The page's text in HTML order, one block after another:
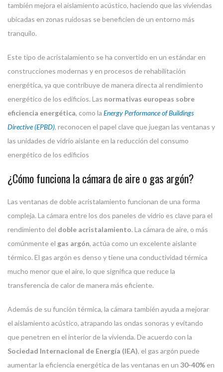
también mejora el aislamiento acústico, haciendo que las viviendas
ubicadas en zonas ruidosas se beneficien de un entorno más
tranquilo.
Este tipo de acristalamiento se ha convertido en un estándar en
construcciones modernas y en procesos de rehabilitación
energética, ya que contribuye de manera directa al rendimiento
energético de los edificios. Las normativas europeas sobre
eficiencia energética, como la Energy Performance of Buildings
Directive (EPBD), reconocen el papel clave que juegan las ventanas y
las unidades de vidrio aislante en la reducción del consumo
energético de los edificios
¿Cómo funciona la cámara de aire o gas argón?
Las ventanas de doble acristalamiento funcionan de una forma
compleja. La cámara entre los dos paneles de vidrio es clave para el
rendimiento del doble acristalamiento. La cámara de aire, o más
comúnmente el gas argón, actúa como un excelente aislante
térmico. El gas argón es denso y tiene una conductividad térmica
mucho menor que el aire, lo que significa que reduce la
transferencia de calor de manera más eficiente.
Además de su función térmica, la cámara también ayuda a mejorar
el aislamiento acústico, atrapando las ondas sonoras y evitando
que penetren en el interior de la vivienda. De acuerdo con la
Sociedad Internacional de Energía (IEA), el gas argón puede
aumentar la eficiencia energética de las ventanas en un 30-40% en